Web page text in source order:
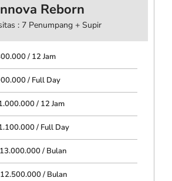
Reborn
: 7 Penumpang + Supir
/ 12 Jam
/ Full Day
/ 12 Jam
/ Full Day
/ Bulan
/ Bulan